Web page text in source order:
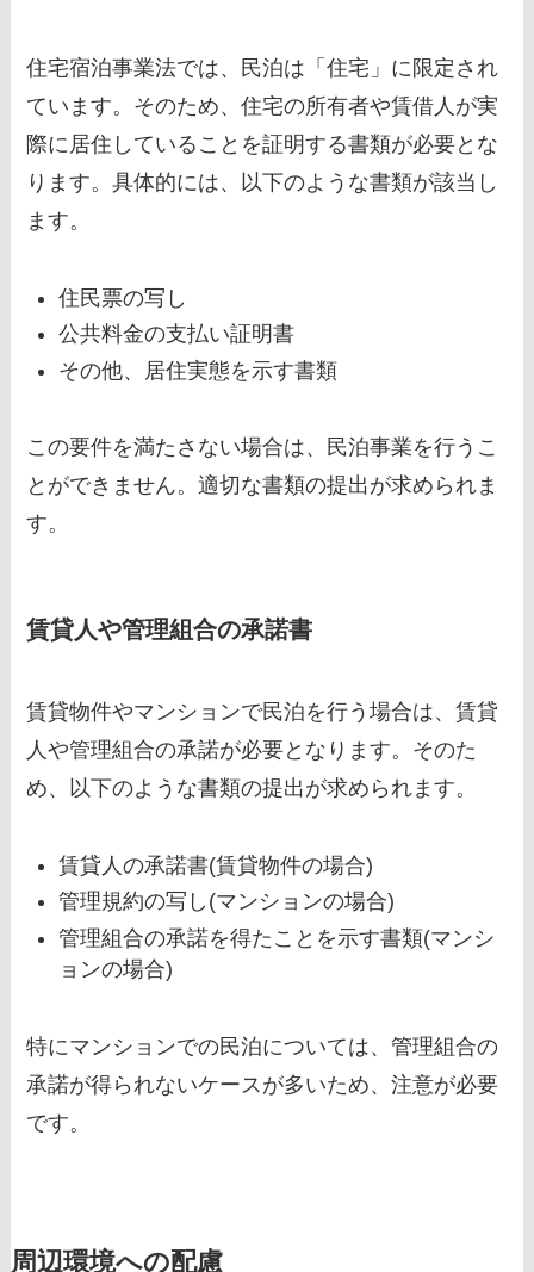
住宅宿泊事業法では、民泊は「住宅」に限定され
ています。そのため、住宅の所有者や賃借人が実
際に居住していることを証明する書類が必要とな
ります。具体的には、以下のような書類が該当し
ます。
住民票の写し
公共料金の支払い証明書
その他、居住実態を示す書類
この要件を満たさない場合は、民泊事業を行うこ
とができません。適切な書類の提出が求められま
す。
賃貸人や管理組合の承諾書
賃貸物件やマンションで民泊を行う場合は、賃貸
人や管理組合の承諾が必要となります。そのた
め、以下のような書類の提出が求められます。
賃貸人の承諾書(賃貸物件の場合)
管理規約の写し(マンションの場合)
管理組合の承諾を得たことを示す書類(マンシ
ョンの場合)
特にマンションでの民泊については、管理組合の
承諾が得られないケースが多いため、注意が必要
です。
周辺環境への配慮